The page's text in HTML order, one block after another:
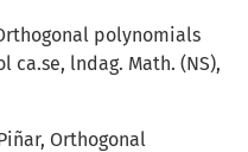
polynomials
ca.se, lndag. Math. (NS),
Orthogo­nal